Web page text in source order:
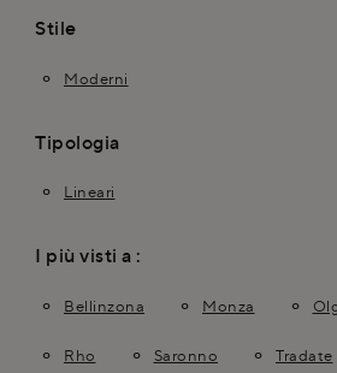
Stile
Moderni
Tipologia
Lineari
I più visti a :
Bellinzona Monza
Rho Saronno Tradate